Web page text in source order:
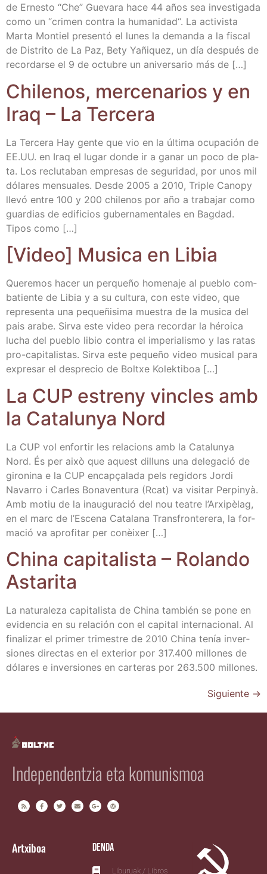
de Ernes­to “Che” Gue­va­ra hace 44 años sea inves­ti­ga­da
como un “cri­men con­tra la huma­ni­dad“. La acti­vis­ta
Mar­ta Mon­tiel pre­sen­tó el lunes la deman­da a la fis­cal
de Dis­tri­to de La Paz, Bety Yañi­quez, un día des­pués de
recor­dar­se el 9 de octu­bre un ani­ver­sa­rio más de […]
Chi­le­nos, mer­ce­na­rios y en
Iraq – La Tercera
La Ter­ce­ra Hay gen­te que vio en la últi­ma ocu­pa­ción de
EE.UU. en Iraq el lugar don­de ir a ganar un poco de pla­
ta. Los reclu­ta­ban empre­sas de segu­ri­dad, por unos mil
dóla­res men­sua­les. Des­de 2005 a 2010, Tri­ple Canopy
lle­vó entre 100 y 200 chi­le­nos por año a tra­ba­jar como
guar­dias de edi­fi­cios guber­na­men­ta­les en Bag­dad.
Tipos como […]
[Video] Musi­ca en Libia
Que­re­mos hacer un per­que­ño home­na­je al pue­blo com­
ba­tien­te de Libia y a su cul­tu­ra, con este video, que
repre­sen­ta una peque­ñi­si­ma mues­tra de la musi­ca del
pais ara­be. Sir­va este video pera recor­dar la héroi­ca
lucha del pue­blo libio con­tra el impe­ria­lis­mo y las ratas
pro-capi­­ta­­li­s­­tas. Sir­va este peque­ño video musi­cal para
expre­sar el des­pre­cio de Boltxe Kolektiboa […]
La CUP estreny vin­cles amb
la Cata­lun­ya Nord
La CUP vol enfor­tir les rela­cions amb la Cata­lun­ya
Nord. És per això que aquest dilluns una dele­ga­ció de
giro­ni­na e la CUP enca­pça­la­da pels regi­dors Jor­di
Nava­rro i Car­les Bona­ven­tu­ra (Rcat) va visi­tar Per­pin­yà.
Amb motiu de la inau­gu­ra­ció del nou tea­tre l’Ar­xi­pè­lag,
en el marc de l’Es­ce­na Cata­la­na Trans­fron­te­re­ra, la for­
ma­ció va apro­fi­tar per conèixer […]
Chi­na capi­ta­lis­ta – Rolan­do
Astarita
La natu­ra­le­za capi­ta­lis­ta de Chi­na tam­bién se pone en
evi­den­cia en su rela­ción con el capi­tal inter­na­cio­nal. Al
fina­li­zar el pri­mer tri­mes­tre de 2010 Chi­na tenía inver­
sio­nes direc­tas en el exte­rior por 317.400 millo­nes de
dóla­res e inver­sio­nes en car­te­ras por 263.500 millones.
Siguiente →
Independentzia eta komunismoa
Artxiboa Denda
Liburuak / Libros